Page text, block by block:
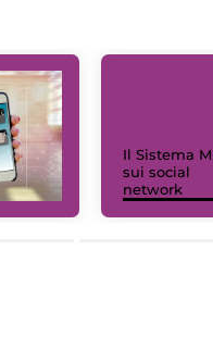
Il Sistema
sui social
network